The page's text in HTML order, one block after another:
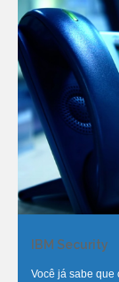
IBM Security
Você já sabe que